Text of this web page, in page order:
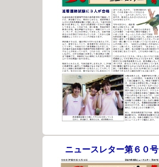
ニュースレター第６０号